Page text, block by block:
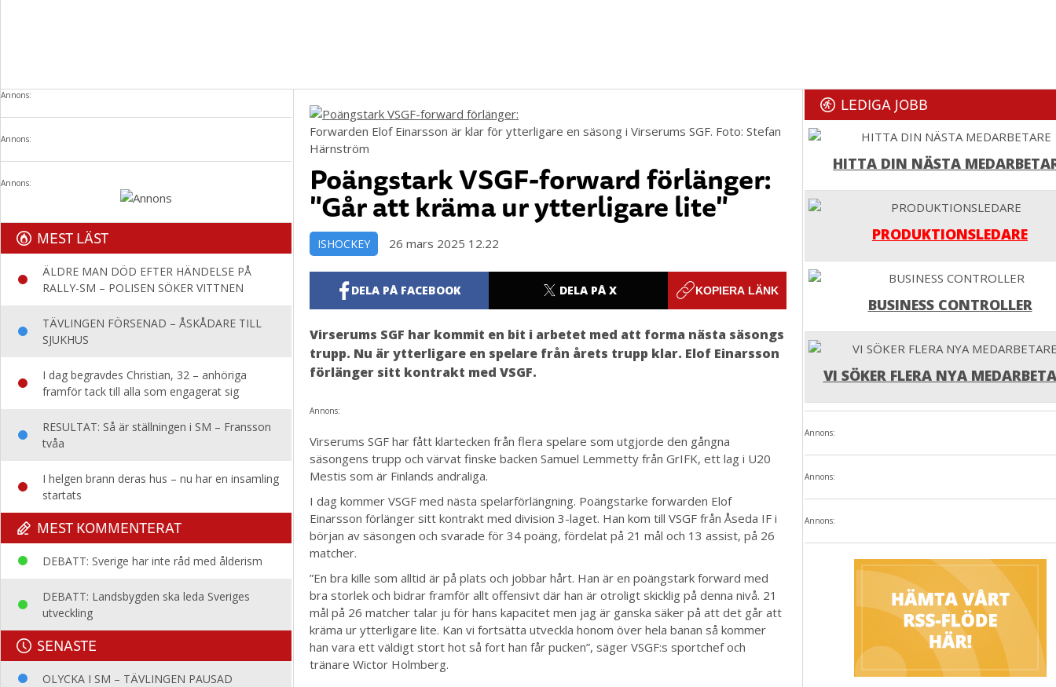
Annons:
Annons:
Annons:
MEST LÄST
ÄLDRE MAN DÖD EFTER HÄNDELSE PÅ
RALLY-SM – POLISEN SÖKER VITTNEN
TÄVLINGEN FÖRSENAD – ÅSKÅDARE TILL
SJUKHUS
I dag begravdes Christian, 32 – anhöriga
framför tack till alla som engagerat sig
RESULTAT: Så är ställningen i SM – Fransson
tvåa
I helgen brann deras hus – nu har en insamling
startats
MEST KOMMENTERAT
DEBATT: Sverige har inte råd med ålderism
DEBATT: Landsbygden ska leda Sveriges
utveckling
SENASTE
OLYCKA I SM – TÄVLINGEN PAUSAD
Forwarden Elof Einarsson är klar för ytterligare en säsong i Virserums SGF. Foto: Stefan
Härnström
Poängstark VSGF-forward förlänger:
"Går att kräma ur ytterligare lite"
ISHOCKEY 26 mars 2025 12.22
DELA PÅ FACEBOOK DELA PÅ X KOPIERA LÄNK
Virserums SGF har kommit en bit i arbetet med att forma nästa säsongs
trupp. Nu är ytterligare en spelare från årets trupp klar. Elof Einarsson
förlänger sitt kontrakt med VSGF.
Annons:
Virserums SGF har fått klartecken från flera spelare som utgjorde den gångna
säsongens trupp och värvat finske backen Samuel Lemmetty från GrIFK, ett lag i U20
Mestis som är Finlands andraliga.
I dag kommer VSGF med nästa spelarförlängning. Poängstarke forwarden Elof
Einarsson förlänger sitt kontrakt med division 3-laget. Han kom till VSGF från Åseda IF i
början av säsongen och svarade för 34 poäng, fördelat på 21 mål och 13 assist, på 26
matcher.
”En bra kille som alltid är på plats och jobbar hårt. Han är en poängstark forward med
bra storlek och bidrar framför allt offensivt där han är otroligt skicklig på denna nivå. 21
mål på 26 matcher talar ju för hans kapacitet men jag är ganska säker på att det går att
kräma ur ytterligare lite. Kan vi fortsätta utveckla honom över hela banan så kommer
han vara ett väldigt stort hot så fort han får pucken”, säger VSGF:s sportchef och
tränare Wictor Holmberg.
LEDIGA JOBB
HITTA DIN NÄSTA
PRODUKTIONSLEDARE
BUSINESS CONTROLLER
VI SÖKER FLERA NYA
Annons:
Annons:
Annons: